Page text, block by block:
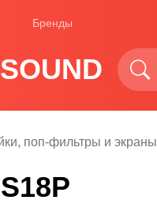
Бренды
поп-фильтры и экраны